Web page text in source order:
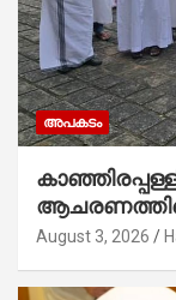
അപകടം
കാൽനാട്ട്
August 3, 2026